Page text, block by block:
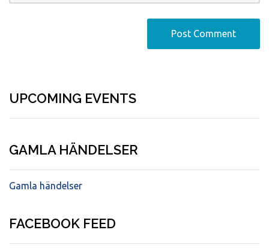
UPCOMING EVENTS
GAMLA HÄNDELSER
Gamla händelser
FACEBOOK FEED